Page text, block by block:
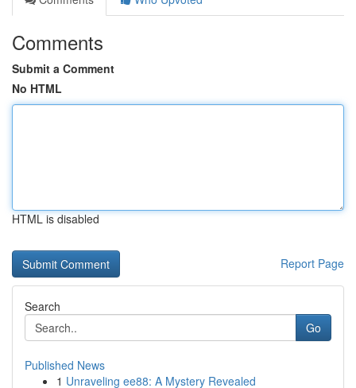
Comments
Submit a Comment
No HTML
HTML is disabled
Report Page
Search
Go
Published News
1 Unraveling ee88: A Mystery Revealed